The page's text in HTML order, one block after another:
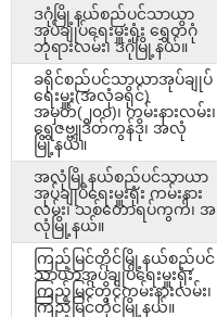
ဒဂုံမြို့နယ်စည်ပင်သာယာ
အုပ်ချုပ်ရေးမှူးရုံး ရွှေတိဂုံ
ဘုရားလမ်း၊ ဒဂုံမြို့နယ်။
ခရိုင်စည်ပင်သာယာအုပ်ချုပ်
ရေးမှူး(အလုံခရိုင်)
အမှတ်(၂၀၀)၊ ကမ်းနားလမ်း၊
ရွှေဇဗ္ဗူဒိတ်ကွန်ဒို၊ အလုံ
မြို့နယ်။
အလုံမြို့နယ်စည်ပင်သာယာ
အုပ်ချုပ်ရေးမှူးရုံး ကမ်းနား
လမ်း၊ သစ်တောရပ်ကွက်၊ အ
လုံမြို့နယ်။
ကြည့်မြင်တိုင်မြို့နယ်စည်ပင်
သာယာအုပ်ချုပ်ရေးမှူးရုံး
ကြည့်မြင်တိုင်ကမ်းနားလမ်း၊
ကြည့်မြင်တိုင်မြို့နယ်။